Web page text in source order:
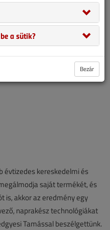
készül.
évtizedes kereskedelmi és
saját termékét, és
is, akkor az eredmény egy
naprakész technológiákat
Tamással beszélgettünk.
a sütik?
Bezár